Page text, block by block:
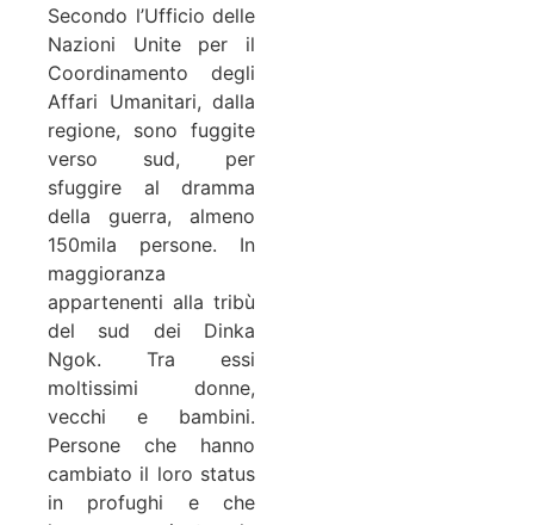
Secondo l’Ufficio delle
Nazioni Unite per il
Coordinamento degli
Affari Umanitari, dalla
regione, sono fuggite
verso sud, per
sfuggire al dramma
della guerra, almeno
150mila persone. In
maggioranza
appartenenti alla tribù
del sud dei Dinka
Ngok. Tra essi
moltissimi donne,
vecchi e bambini.
Persone che hanno
cambiato il loro status
in profughi e che